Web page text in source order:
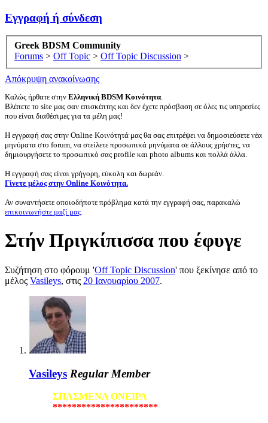
Εγγραφή ή σύνδεση
Greek BDSM Community
Forums > Off Topic > Off Topic Discussion >
Απόκρυψη ανακοίνωσης
Καλώς ήρθατε στην Ελληνική BDSM Κοινότητα.
Βλέπετε το site μας σαν επισκέπτης και δεν έχετε πρόσβαση σε όλες τις υπηρεσίες
που είναι διαθέσιμες για τα μέλη μας!
Η εγγραφή σας στην Online Κοινότητά μας θα σας επιτρέψει να δημοσιεύσετε νέα
μηνύματα στο forum, να στείλετε προσωπικά μηνύματα σε άλλους χρήστες, να
δημιουργήσετε το προσωπικό σας profile και photo albums και πολλά άλλα.
Η εγγραφή σας είναι γρήγορη, εύκολη και δωρεάν.
Γίνετε μέλος στην Online Κοινότητα.
Αν συναντήσετε οποιοδήποτε πρόβλημα κατά την εγγραφή σας, παρακαλώ
επικοινωνήστε μαζί μας.
Στήν Πριγκίπισσα που έφυγε
Συζήτηση στο φόρουμ 'Off Topic Discussion' που ξεκίνησε από το
μέλος Vasileys, στις 20 Ιανουαρίου 2007.
Vasileys Regular Member
ΣΠΑΣΜΕΝΑ ΟΝΕΙΡΑ
**********************